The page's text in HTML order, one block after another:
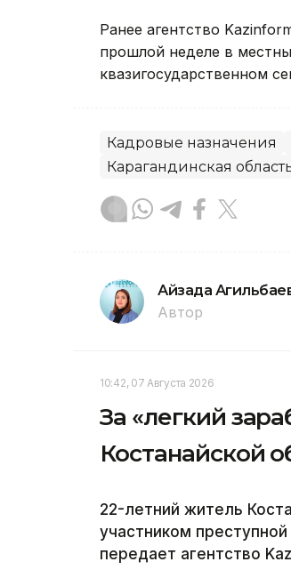
Ранее агентство
прошлой неделе в
квазигосударственном
Кадровые назначения
Карагандинская
Айзада
Автор
10:42, 07 Августа 2026
За «легкий
Костанайской
22-летний житель
участником
передает агентство